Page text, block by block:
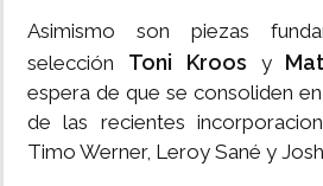
Asimismo son piezas
selección Toni Kroos y
espera de que se consoliden
de las recientes
Timo Werner, Leroy Sané y